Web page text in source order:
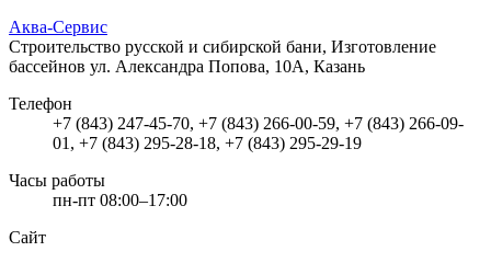
Аква-Сервис
Строительство русской и сибирской бани, Изготовление
бассейнов ул. Александра Попова, 10А, Казань
Телефон
+7 (843) 247-45-70, +7 (843) 266-00-59, +7 (843) 266-09-
01, +7 (843) 295-28-18, +7 (843) 295-29-19
Часы работы
пн-пт 08:00–17:00
Сайт